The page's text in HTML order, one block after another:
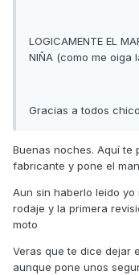
LOGICAMENTE EL
NIÑA (como me oiga
Gracias a todos
Buenas noches. Aquí te
fabricante y pone el
Aun sin haberlo leido
rodaje y la primera
moto
Veras que te dice dejar
aunque pone unos